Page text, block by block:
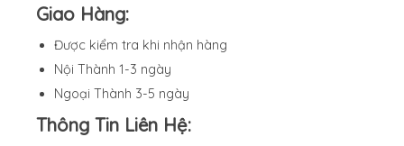
Giao Hàng:
Được kiểm tra khi nhận hàng
Nội Thành 1-3 ngày
Ngoại Thành 3-5 ngày
Thông Tin Liên Hệ: